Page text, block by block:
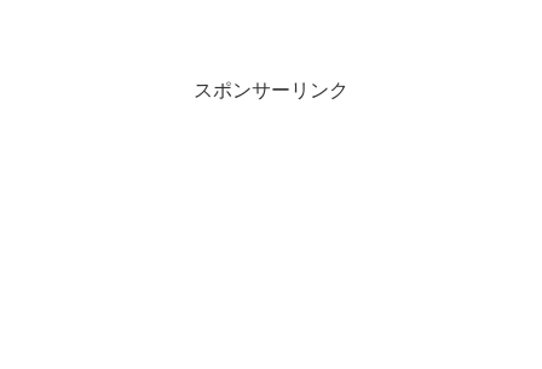
スポンサーリンク